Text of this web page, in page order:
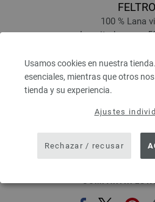
Usamos cookies en nuestra
esenciales, mientras que otros
tienda y su experiencia.
Ajustes
Rechazar / recusar
FELTRO
100 % Lana
Longitud: aprox.
2,94 €
3,43 $
IVA no incluido, más gastos de
COMPARTIR